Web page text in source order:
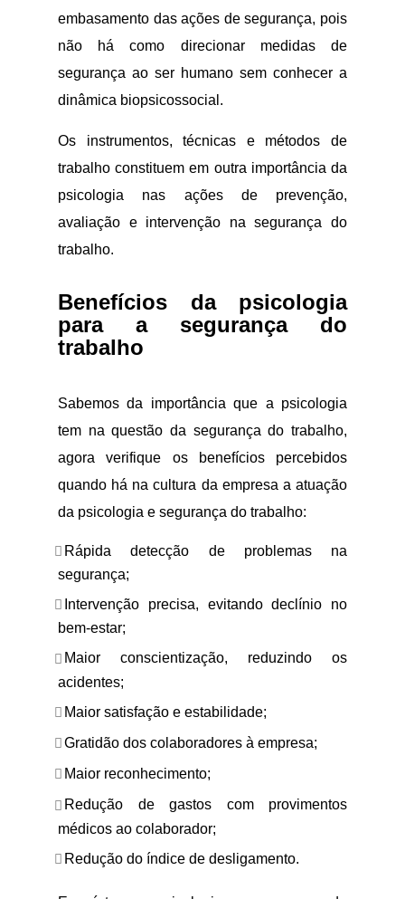
embasamento das ações de segurança, pois
não há como direcionar medidas de
segurança ao ser humano sem conhecer a
dinâmica biopsicossocial.
Os instrumentos, técnicas e métodos de
trabalho constituem em outra importância da
psicologia nas ações de prevenção,
avaliação e intervenção na segurança do
trabalho.
Benefícios da psicologia
para a segurança do
trabalho
Sabemos da importância que a psicologia
tem na questão da segurança do trabalho,
agora verifique os benefícios percebidos
quando há na cultura da empresa a atuação
da psicologia e segurança do trabalho:
Rápida detecção de problemas na
segurança;
Intervenção precisa, evitando declínio no
bem-estar;
Maior conscientização, reduzindo os
acidentes;
Maior satisfação e estabilidade;
Gratidão dos colaboradores à empresa;
Maior reconhecimento;
Redução de gastos com provimentos
médicos ao colaborador;
Redução do índice de desligamento.